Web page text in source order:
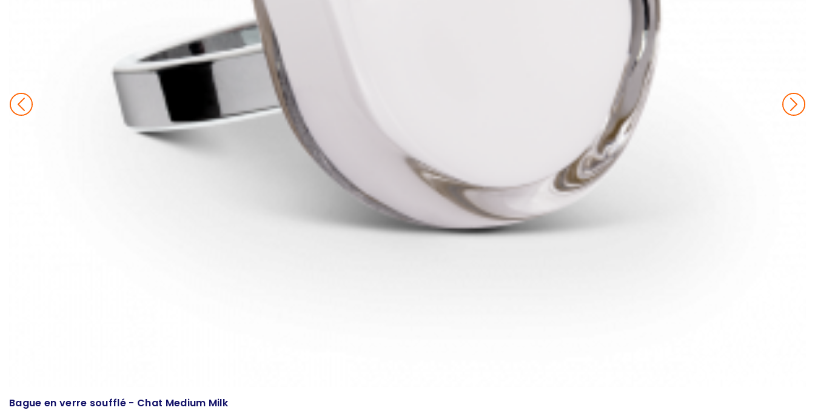
Bague en verre soufflé - Chat Medium Milk